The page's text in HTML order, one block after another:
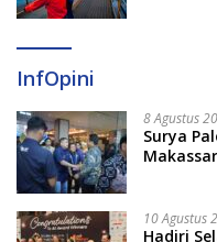
InfOpini
8 Agustus
Surya
10 Agustus
Hadiri